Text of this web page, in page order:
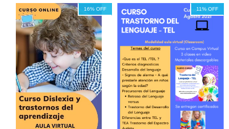
16% OFF 11% OFF